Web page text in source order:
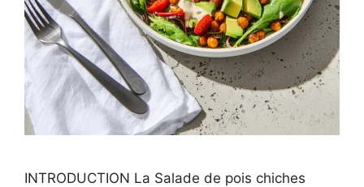
INTRODUCTION La Salade de pois chiches